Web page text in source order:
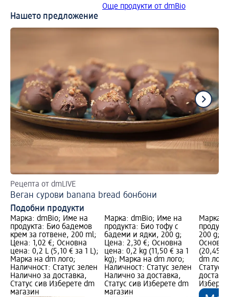
Още продукти от dmBio
Нашето предложение
Рецепта от dmLIVE
Веган сурови banana bread бонбони
Подобни продукти
Марка: dmBio; Име на
продукта: Био бадемов
крем за готвене, 200 ml;
Цена: 1,02 €; Основна
цена: 0,2 L (5,10 € за 1 L);
Марка на dm лого;
Наличност: Статус зелен
Налично за доставка,
Статус сив Изберете dm
магазин
Марка: dmBio; Име на
продукта: Био тофу с
бадеми и ядки, 200 g;
Цена: 2,30 €; Основна
цена: 0,2 kg (11,50 € за 1
kg); Марка на dm лого;
Наличност: Статус зелен
Налично за доставка,
Статус сив Изберете dm
магазин
Марка:
200 g;
(20,45 €
dm
Статус